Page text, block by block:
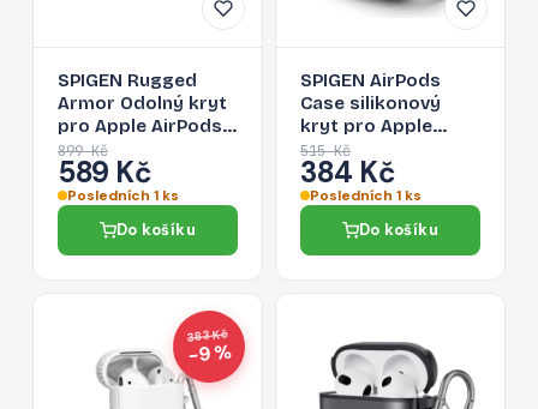
SPIGEN Rugged
Armor Odolný kryt
pro Apple AirPods
3 (2021), černý
899 Kč
589 Kč
Posledních 1 ks
Do košíku
SPIGEN AirPods
Case silikonový
kryt pro Apple
AirPods 1/2, černý
515 Kč
384 Kč
Posledních 1 ks
Do košíku
383 Kč
−9 %